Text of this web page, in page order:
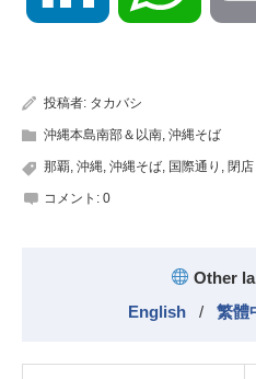
投稿者: タカバシ
沖縄本島南部＆以南 沖縄そば
那覇 沖縄 沖縄そば 国際通り 閉店
コメント: 0
Other
English
/ 繁體